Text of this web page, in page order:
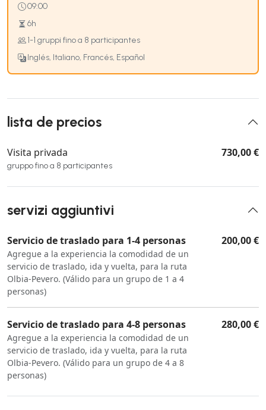
09:00
6h
1-1 gruppi fino a 8 participantes
Inglés, Italiano, Francés, Español
lista de precios
Visita privada
gruppo fino a 8 participantes
730,00 €
servizi aggiuntivi
Servicio de traslado para 1-4 personas
Agregue a la experiencia la comodidad de un
servicio de traslado, ida y vuelta, para la ruta
Olbia-Pevero. (Válido para un grupo de 1 a 4
personas)
200,00 €
Servicio de traslado para 4-8 personas
Agregue a la experiencia la comodidad de un
servicio de traslado, ida y vuelta, para la ruta
Olbia-Pevero. (Válido para un grupo de 4 a 8
personas)
280,00 €